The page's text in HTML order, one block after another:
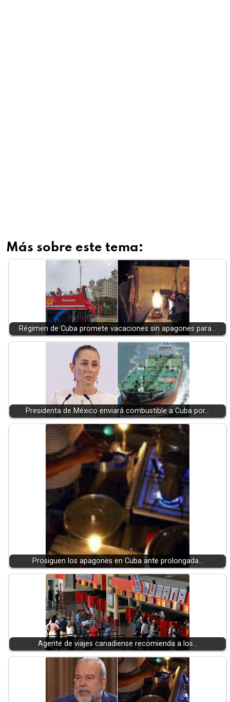
Más sobre este tema:
Régimen de Cuba promete vacaciones sin apagones para…
Presidenta de México enviará combustible a Cuba por…
Prosiguen los apagones en Cuba ante prolongada…
Agente de viajes canadiense recomienda a los…